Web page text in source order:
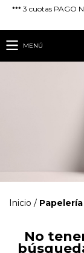
*** 3 cuotas PAGO
MENÚ
Inicio / Papelería
No